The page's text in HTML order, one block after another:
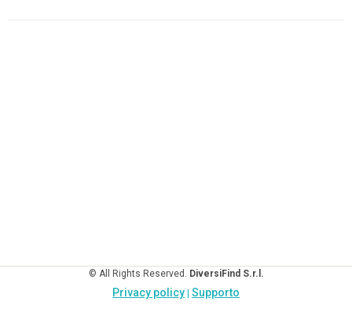
© All Rights Reserved. DiversiFind S.r.l.
Privacy policy Supporto